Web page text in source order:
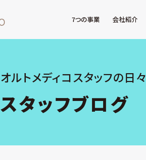
7つの事業 会社紹介
オルトメディコスタッフの日々
スタッフブログ